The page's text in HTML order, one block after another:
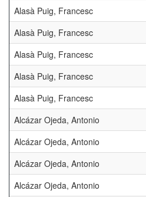
Alasà Puig, Francesc
Alasà Puig, Francesc
Alasà Puig, Francesc
Alasà Puig, Francesc
Alasà Puig, Francesc
Alcázar Ojeda, Antonio
Alcázar Ojeda, Antonio
Alcázar Ojeda, Antonio
Alcázar Ojeda, Antonio